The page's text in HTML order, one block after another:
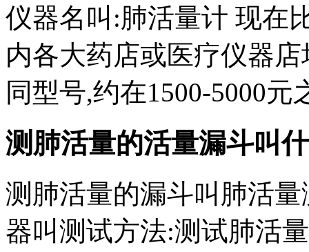
仪器名叫:肺活量计 现在
内各大药店或医疗仪器
同型号,约在1500-5000
测肺活量的活量漏斗叫
测肺活量的漏斗叫肺活
器叫测试方法:测试肺活